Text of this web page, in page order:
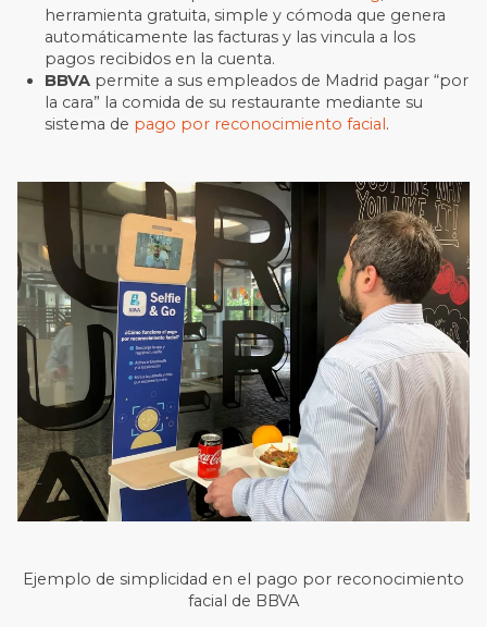
herramienta gratuita, simple y cómoda que genera
automáticamente las facturas y las vincula a los
pagos recibidos en la cuenta.
BBVA permite a sus empleados de Madrid pagar “por
la cara” la comida de su restaurante mediante su
sistema de pago por reconocimiento facial.
Ejemplo de simplicidad en el pago por reconocimiento
facial de BBVA